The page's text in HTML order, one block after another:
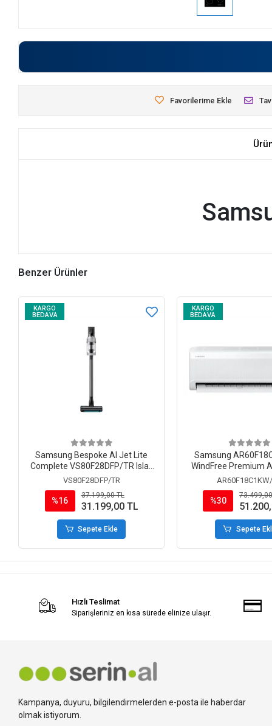
Favorilerime Ekle
Benzer Ürünler
KARGO
BEDAVA
Samsung Bespoke AI Jet Lite
Complete VS80F28DFP/TR Islak
Kuru Şarjlı Dikey Süpürge
VS80F28DFP/TR
%16
37.199,00 TL
31.199,00 TL
Sepete Ekle
KARGO
BEDAVA
Samsung
WindFree Premium
BTU Inverter Duvar
%30
Sepete
Hızlı Teslimat
Siparişleriniz en kısa sürede elinize ulaşır.
Kampanya, duyuru, bilgilendirmelerden e-posta ile haberdar
olmak istiyorum.